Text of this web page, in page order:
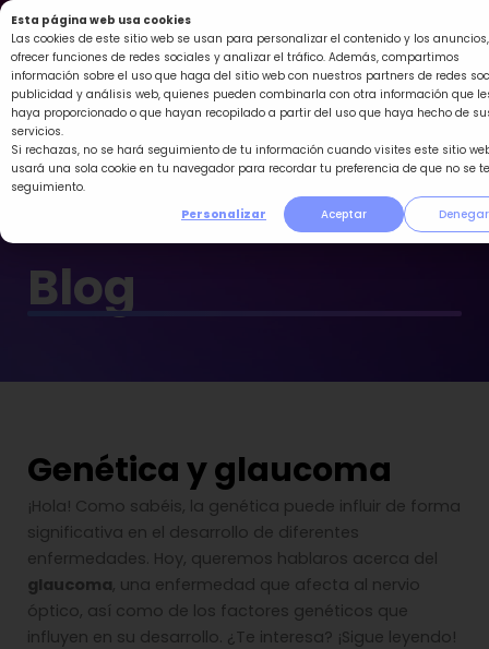
Esta página web usa cookies
Las cookies de este sitio web se usan para personalizar el contenido y los anuncios,
ofrecer funciones de redes sociales y analizar el tráfico. Además, compartimos
información sobre el uso que haga del sitio web con nuestros partners de redes
publicidad y análisis web, quienes pueden combinarla con otra información que
haya proporcionado o que hayan recopilado a partir del uso que haya hecho de
servicios.
Si rechazas, no se hará seguimiento de tu información cuando visites este sitio
usará una sola cookie en tu navegador para recordar tu preferencia de que no se
seguimiento.
Personalizar
Aceptar Denegar
Ir
al
contenido
Blog
Genética y glaucoma
¡Hola! Como sabéis, la genética puede influir de forma
significativa en el desarrollo de diferentes
enfermedades. Hoy, queremos hablaros acerca del
glaucoma, una enfermedad que afecta al nervio
óptico, así como de los factores genéticos que
influyen en su desarrollo. ¿Te interesa? ¡Sigue leyendo!